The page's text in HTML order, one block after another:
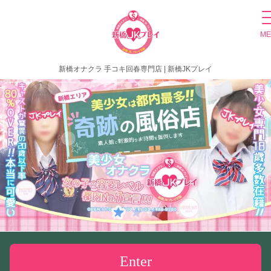
新橋オナクラ 手コキ回春専門店 | 新橋JKプレイ
Enter